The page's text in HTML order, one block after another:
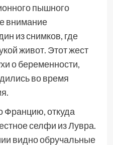
пышного
внимание
из снимков, где
живот. Этот жест
о беременности,
во время
Францию, откуда
селфи из Лувра.
видно обручальные